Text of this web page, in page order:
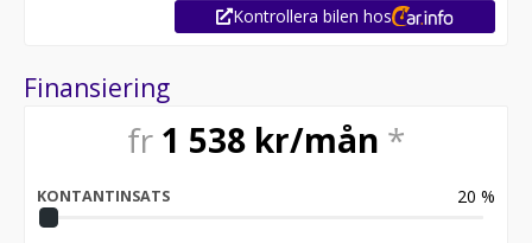
Kontrollera bilen hos
Finansiering
fr 1 538 kr/mån *
KONTANTINSATS 20 %